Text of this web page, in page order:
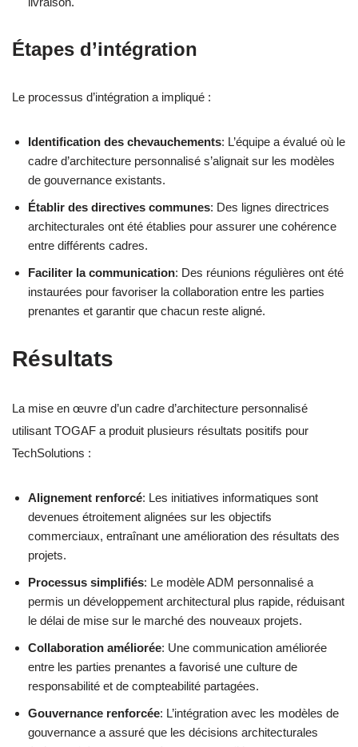
Étapes d’intégration
Le processus d’intégration a impliqué :
Identification des chevauchements: L’équipe a évalué où le
cadre d’architecture personnalisé s’alignait sur les modèles
de gouvernance existants.
Établir des directives communes: Des lignes directrices
architecturales ont été établies pour assurer une cohérence
entre différents cadres.
Faciliter la communication: Des réunions régulières ont été
instaurées pour favoriser la collaboration entre les parties
prenantes et garantir que chacun reste aligné.
Résultats
La mise en œuvre d’un cadre d’architecture personnalisé
utilisant TOGAF a produit plusieurs résultats positifs pour
TechSolutions :
Alignement renforcé: Les initiatives informatiques sont
devenues étroitement alignées sur les objectifs
commerciaux, entraînant une amélioration des résultats des
projets.
Processus simplifiés: Le modèle ADM personnalisé a
permis un développement architectural plus rapide, réduisant
le délai de mise sur le marché des nouveaux projets.
Collaboration améliorée: Une communication améliorée
entre les parties prenantes a favorisé une culture de
responsabilité et de compteabilité partagées.
Gouvernance renforcée: L’intégration avec les modèles de
gouvernance a assuré que les décisions architecturales